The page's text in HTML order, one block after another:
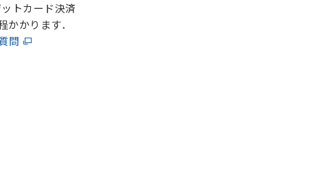
トカード決済
かります．
問